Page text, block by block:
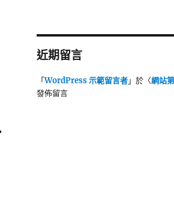
近期留言
「WordPress 示範留言者」於〈網站
發佈留言